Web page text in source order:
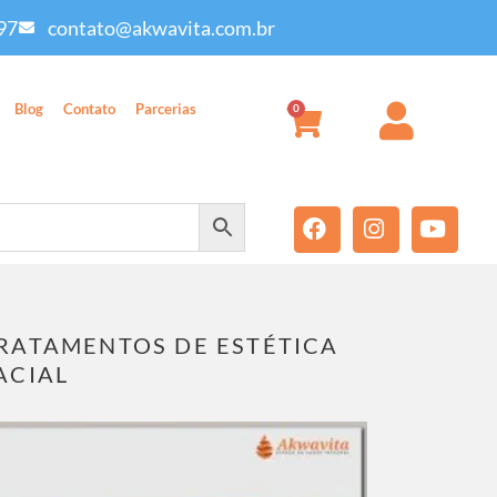
contato@akwavita.com.br
Blog Contato Parcerias 0
DE ESTÉTICA